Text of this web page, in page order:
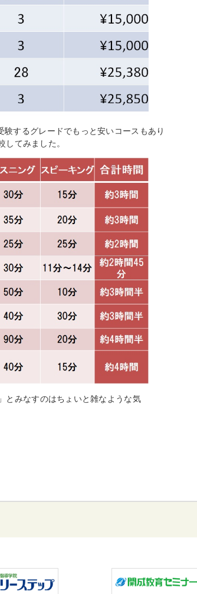
するグレードでもっと安いコースもあり
してみました。
とみなすのはちょいと雑なような気